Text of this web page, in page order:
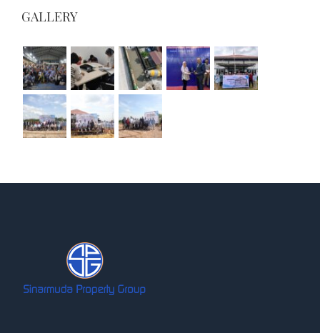
GALLERY